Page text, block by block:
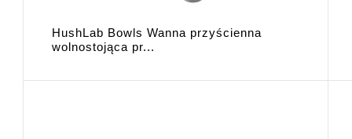
HushLab Bowls Wanna przyścienna
wolnostojąca pr...